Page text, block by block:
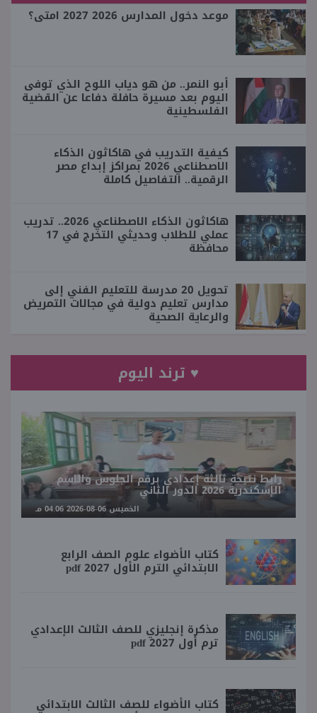
موعد دخول المدارس 2026 2027 امتى؟
أبو النمر.. من هو دياب اللوح الذي توفى
اليوم بعد مسيرة حافلة دفاعا عن القضية
الفلسطينية
كيفية التدريب في هاكاثون الذكاء
الاصطناعي 2026 بمراكز إبداع مصر
الرقمية.. التفاصيل كاملة
هاكاثون الذكاء الاصطناعي 2026.. تدريب
عملي للطلاب وحديثي التخرج في 17
محافظة
تحويل 20 مدرسة للتعليم الفني إلى
مدارس تعليم دولية في مجالات التمريض
والرعاية الصحية
♥ ترند اليوم
رابط نتيجة ثالثة إعدادي برقم الجلوس والاسم
الإسكندرية 2026 الدور الثاني
الخميس 06-08-2026 04:06 مـ
كتاب الأضواء علوم الصف الرابع
الابتدائي الترم الأول 2027 pdf
مذكرة إنجليزي للصف الثالث الإعدادي
ترم أول 2027 pdf
كتاب الأضواء للصف الثالث الابتدائي